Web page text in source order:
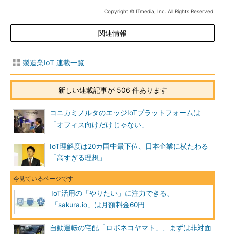
Copyright © ITmedia, Inc. All Rights Reserved.
関連情報
製造業IoT 連載一覧
新しい連載記事が 506 件あります
コニカミノルタのエッジIoTプラットフォームは
「オフィス向けだけじゃない」
IoT理解度は20カ国中最下位、日本企業に横たわる
「高すぎる理想」
IoT活用の「やりたい」に注力できる、
「sakura.io」は月額料金60円
自動運転の宅配「ロボネコヤマト」、まずは非対面